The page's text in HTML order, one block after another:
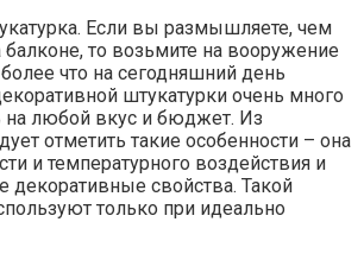
Если вы размышляете, чем
то возьмите на вооружение
что на сегодняшний день
штукатурки очень много
любой вкус и бюджет. Из
отметить такие особенности – она
и температурного воздействия и
декоративные свойства. Такой
только при идеально